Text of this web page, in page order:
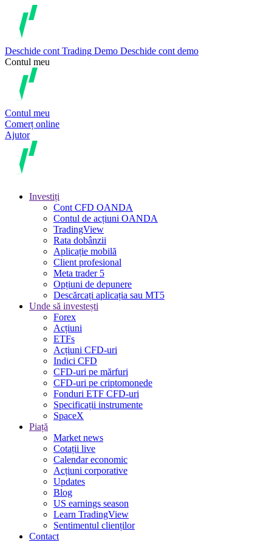
Deschide cont Trading Demo Deschide cont demo
Contul meu
Contul meu
Comerț online
Ajutor
Investiți
Cont CFD OANDA
Contul de acțiuni OANDA
TradingView
Rata dobânzii
Aplicație mobilă
Client profesional
Meta trader 5
Opțiuni de depunere
Descărcați aplicația sau MT5
Unde să investești
Forex
Acțiuni
ETFs
Acțiuni CFD-uri
Indici CFD
CFD-uri pe mărfuri
CFD-uri pe criptomonede
Fonduri ETF CFD-uri
Specificații instrumente
SpaceX
Piață
Market news
Cotații live
Calendar economic
Acțiuni corporative
Updates
Blog
US earnings season
Learn TradingView
Sentimentul clienților
Contact